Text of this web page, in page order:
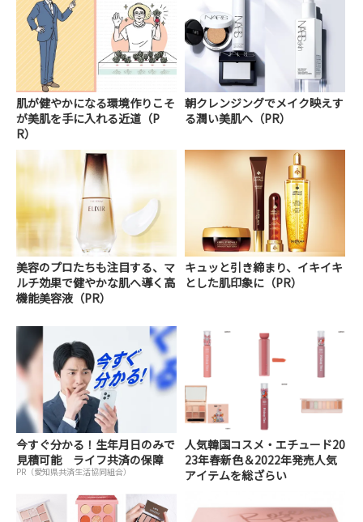
肌が健やかになる環境作りこそ
が美肌を手に入れる近道（P
R）
朝クレンジングでメイク映えす
る潤い美肌へ（PR）
美容のプロたちも注目する、マ
ルチ効果で健やかな肌へ導く高
機能美容液（PR）
キュッと引き締まり、イキイキ
とした肌印象に（PR）
今すぐ分かる！生年月日のみで
見積可能 ライフ共済の保障
PR（愛知県共済生活協同組合）
人気韓国コスメ・エチュード20
23年春新色＆2022年発売人気
アイテムを総ざらい